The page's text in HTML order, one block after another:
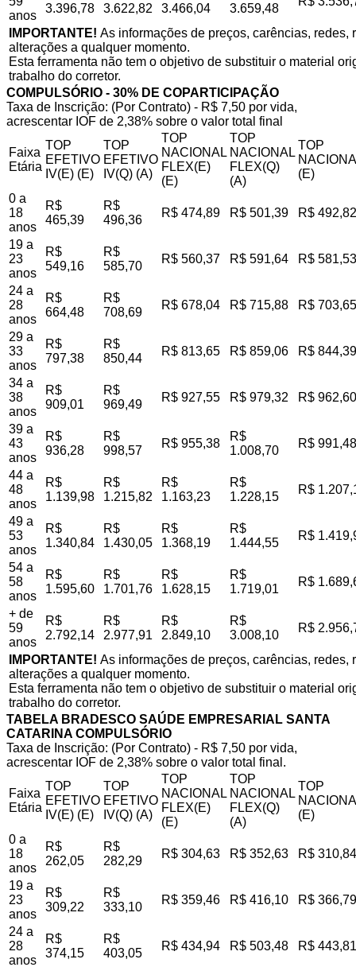
anos
3.396,78
3.622,82
3.466,04
3.659,48
IMPORTANTE! As informações de preços, carências,
alterações a qualquer momento.
Esta ferramenta não tem o objetivo de substituir o material
trabalho do corretor.
COMPULSÓRIO - 30% DE COPARTICIPAÇÃO
Taxa de Inscrição: (Por Contrato) - R$ 7,50 por vida,
acrescentar IOF de 2,38% sobre o valor total final
Faixa
Etária
TOP
EFETIVO
IV(E) (E)
TOP
EFETIVO
IV(Q) (A)
TOP
NACIONAL
FLEX(E)
(E)
TOP
NACIONAL
FLEX(Q)
(A)
TOP
(E)
0 a
18
anos
R$
465,39
R$
496,36
R$ 474,89 R$ 501,39 R$ 492,82
19 a
23
anos
R$
549,16
R$
585,70
R$ 560,37 R$ 591,64 R$ 581,53
24 a
28
anos
R$
664,48
R$
708,69
R$ 678,04 R$ 715,88 R$ 703,65
29 a
33
anos
R$
797,38
R$
850,44
R$ 813,65 R$ 859,06 R$ 844,39
34 a
38
anos
R$
909,01
R$
969,49
R$ 927,55 R$ 979,32 R$ 962,60
39 a
43
anos
R$
936,28
R$
998,57
R$ 955,38
R$
1.008,70
R$ 991,48
44 a
48
anos
R$
1.139,98
R$
1.215,82
R$
1.163,23
R$
1.228,15
R$
49 a
53
anos
R$
1.340,84
R$
1.430,05
R$
1.368,19
R$
1.444,55
R$
54 a
58
anos
R$
1.595,60
R$
1.701,76
R$
1.628,15
R$
1.719,01
R$
+ de
59
anos
R$
2.792,14
R$
2.977,91
R$
2.849,10
R$
3.008,10
R$
IMPORTANTE! As informações de preços, carências,
alterações a qualquer momento.
Esta ferramenta não tem o objetivo de substituir o material
trabalho do corretor.
TABELA BRADESCO SAÚDE EMPRESARIAL SANTA
CATARINA COMPULSÓRIO
Taxa de Inscrição: (Por Contrato) - R$ 7,50 por vida,
acrescentar IOF de 2,38% sobre o valor total final.
Faixa
Etária
TOP
EFETIVO
IV(E) (E)
TOP
EFETIVO
IV(Q) (A)
TOP
NACIONAL
FLEX(E)
(E)
TOP
NACIONAL
FLEX(Q)
(A)
TOP
(E)
0 a
18
anos
R$
262,05
R$
282,29
R$ 304,63 R$ 352,63 R$ 310,84
19 a
23
anos
R$
309,22
R$
333,10
R$ 359,46 R$ 416,10 R$ 366,79
24 a
28
anos
R$
374,15
R$
403,05
R$ 434,94 R$ 503,48 R$ 443,81